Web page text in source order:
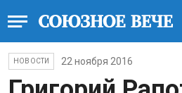
НОВОСТИ 22 ноября 2016